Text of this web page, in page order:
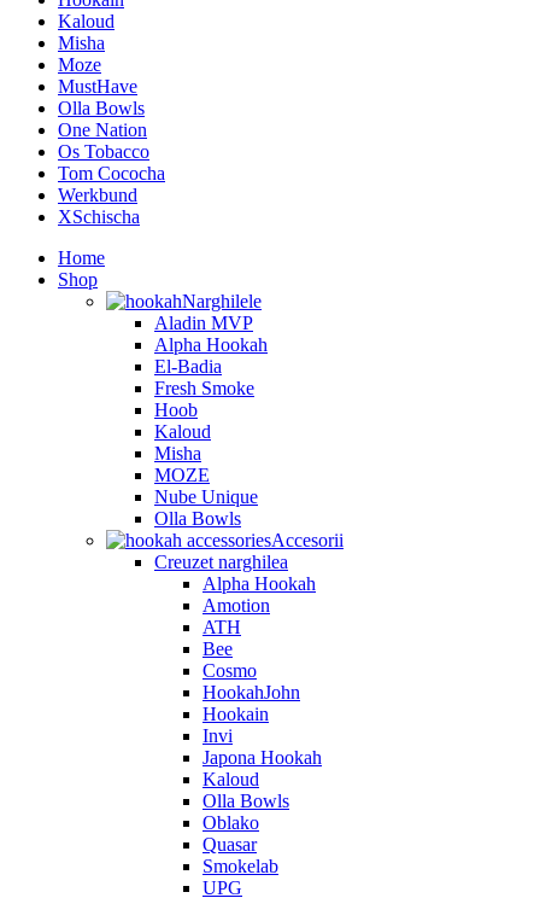
Kaloud
Misha
Moze
MustHave
Olla Bowls
One Nation
Os Tobacco
Tom Cococha
Werkbund
XSchischa
Home
Shop
Narghilele
Aladin MVP
Alpha Hookah
El-Badia
Fresh Smoke
Hoob
Kaloud
Misha
MOZE
Nube Unique
Olla Bowls
Accesorii
Creuzet narghilea
Alpha Hookah
Amotion
ATH
Bee
Cosmo
HookahJohn
Hookain
Invi
Japona Hookah
Kaloud
Olla Bowls
Oblako
Quasar
Smokelab
UPG